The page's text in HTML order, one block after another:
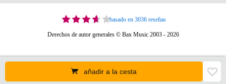
añadir a la cesta
basado en 3036 reseñas
Derechos de autor generales © Bax Music 2003 - 2026